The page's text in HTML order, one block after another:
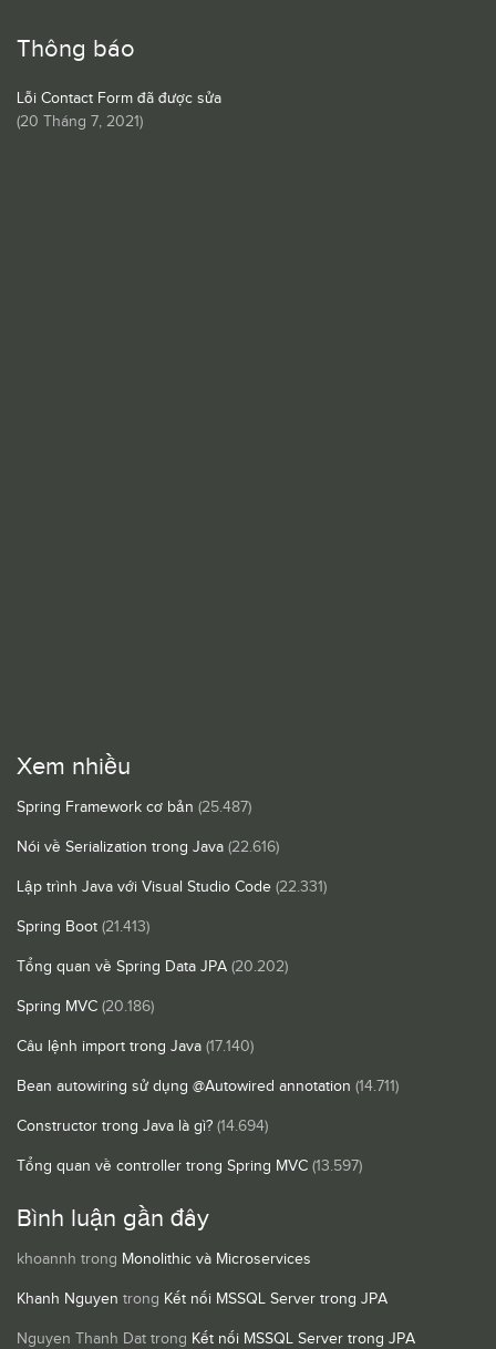
Thông báo
Lỗi Contact Form đã được sửa
(20 Tháng 7, 2021)
Xem nhiều
Spring Framework cơ bản (25.487)
Nói về Serialization trong Java (22.616)
Lập trình Java với Visual Studio Code (22.331)
Spring Boot (21.413)
Tổng quan về Spring Data JPA (20.202)
Spring MVC (20.186)
Câu lệnh import trong Java (17.140)
Bean autowiring sử dụng @Autowired annotation (14.711)
Constructor trong Java là gì? (14.694)
Tổng quan về controller trong Spring MVC (13.597)
Bình luận gần đây
khoannh trong Monolithic và Microservices
Khanh Nguyen trong Kết nối MSSQL Server trong JPA
Nguyen Thanh Dat trong Kết nối MSSQL Server trong JPA